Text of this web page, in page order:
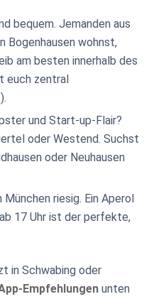
bequem. Jemanden aus
Bogenhausen wohnst,
am besten innerhalb des
zentral
und Start-up-Flair?
oder Westend. Suchst
oder Neuhausen
riesig. Ein Aperol
17 Uhr ist der perfekte,
in Schwabing oder
Empfehlungen unten